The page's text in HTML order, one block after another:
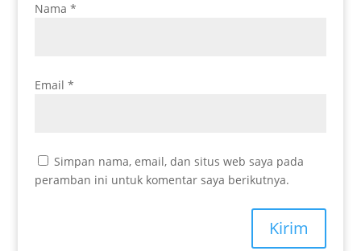
Nama *
Email *
Simpan nama, email, dan situs web saya pada
peramban ini untuk komentar saya berikutnya.
Kirim